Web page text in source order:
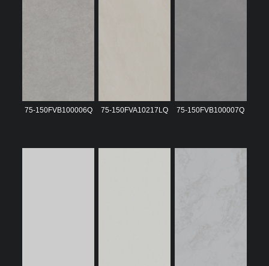
75-150FVB100006Q 75-150FVA10217LQ 75-150FVB100007Q